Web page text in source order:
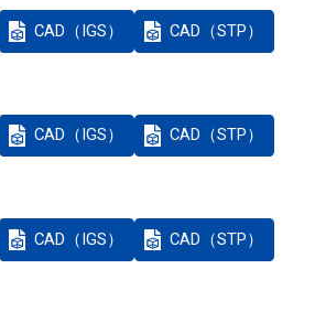
CAD（IGS） CAD（STP）
CAD（IGS） CAD（STP）
CAD（IGS） CAD（STP）